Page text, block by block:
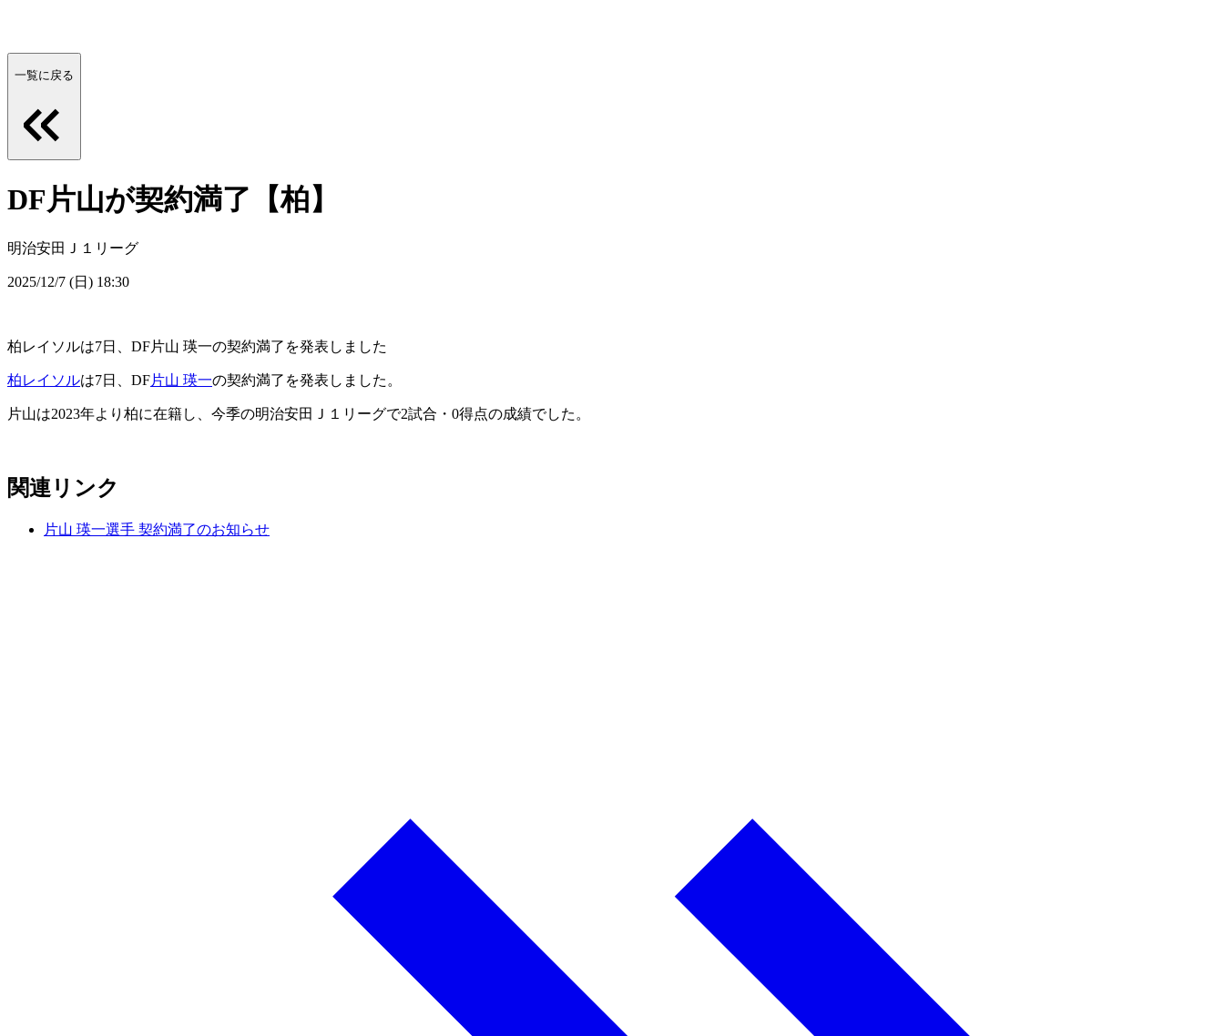
一覧に戻る
DF片山が契約満了【柏】
明治安田Ｊ１リーグ
2025/12/7 (日) 18:30
柏レイソルは7日、DF片山 瑛一の契約満了を発表しました
柏レイソルは7日、DF片山 瑛一の契約満了を発表しました。
片山は2023年より柏に在籍し、今季の明治安田Ｊ１リーグで2試合・0得点の成績でした。
関連リンク
片山 瑛一選手 契約満了のお知らせ